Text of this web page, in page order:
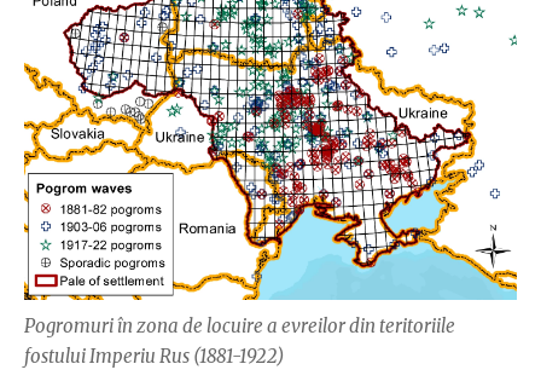
Pogromuri în zona de locuire a evreilor din teritoriile
fostului Imperiu Rus (1881-1922)